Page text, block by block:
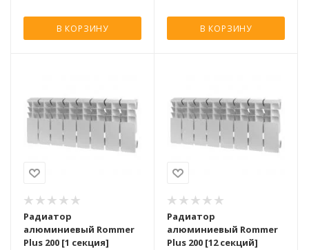
В КОРЗИНУ В КОРЗИНУ
Радиатор
алюминиевый Rommer
Plus 200 [1 секция]
Радиатор
алюминиевый Rommer
Plus 200 [12 секций]